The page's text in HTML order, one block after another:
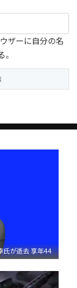
ザーに自分の名
氏が逝去 享年44